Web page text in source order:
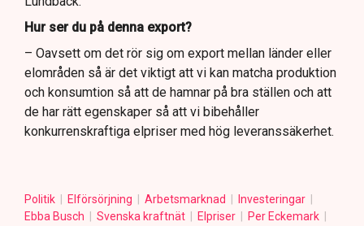
Hur ser du på denna export?
– Oavsett om det rör sig om export mellan länder eller
elområden så är det viktigt att vi kan matcha produktion
och konsumtion så att de hamnar på bra ställen och att
de har rätt egenskaper så att vi bibehåller
konkurrenskraftiga elpriser med hög leveranssäkerhet.
Politik Elförsörjning Arbetsmarknad
Investeringar
Ebba Busch
Svenska kraftnät Elpriser
Per Eckemark